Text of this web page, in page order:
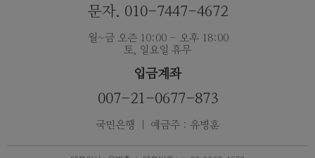
문자. 010-7447-4672
월~금 오즌 10:00 - 오후 18:00
토, 일요일 휴무
입금계좌
007-21-0677-873
국민은행 ｜ 예금주 : 유병훈